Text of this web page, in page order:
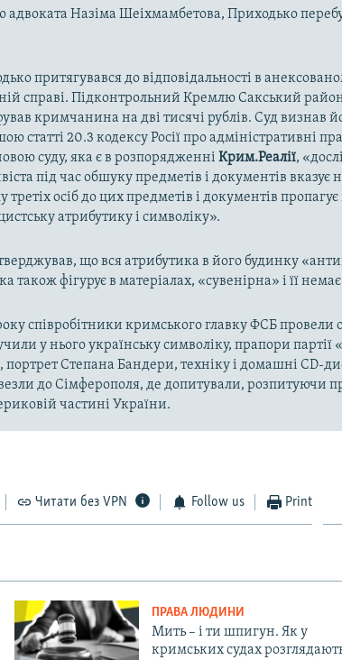
адвоката Назіма Шеіхмамбетова, Приходько
притягувався до відповідальності в
справі. Підконтрольний Кремлю Сакський
кримчанина на дві тисячі рублів. Суд визнав
статті 20.3 кодексу Росії про адміністративні
суду, яка є в розпорядженніКрим.Реалії,
під час обшуку предметів і документів
осіб до цих предметів і документів пропагує
атрибутику і символіку».
що вся атрибутика в його будинку
також фігурує в матеріалах, «сувенірна» і її
співробітники кримського главку ФСБ
у нього українську символіку, прапори партії
портрет Степана Бандери, техніку і домашні CD-
до Сімферополя, де допитували, розпитуючи
частині України.
Читати без VPN Follow us Print
ПРАВА ЛЮДИНИ
Мить – і ти шпигун. Як у
кримських судах